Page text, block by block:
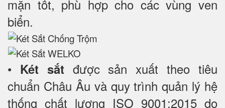
mặn tốt, phù hợp cho các vùng ven
biển.
• Két sắtđược sản xuất theo tiêu
chuẩn Châu Âu và quy trình quản lý hệ
thống chất lượng ISO 9001:2015 do